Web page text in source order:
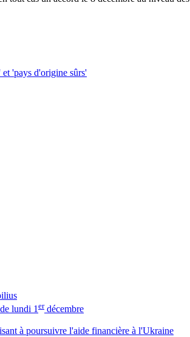
'pays d'origine sûrs'
lundi 1 erdécembre
à poursuivre l'aide financière à l'Ukraine